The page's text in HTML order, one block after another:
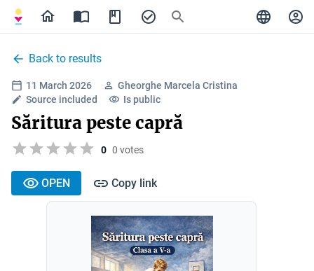
Back to results
11 March 2026
Gheorghe Marcela Cristina
Source included
Is public
Săritura peste capră
0 0 votes
OPEN Copy link